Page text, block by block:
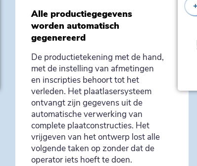
Alle productiegegevens
worden automatisch
gegenereerd
De productietekening met de hand,
met de instelling van afmetingen
en inscripties behoort tot het
verleden. Het plaatlasersysteem
ontvangt zijn gegevens uit de
automatische verwerking van
complete plaatconstructies. Het
vrijgeven van het ontwerp lost alle
volgende taken op zonder dat de
operator iets hoeft te doen.
+